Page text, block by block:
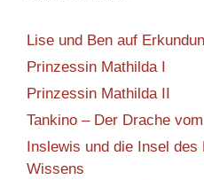
Lise und Ben auf
Prinzessin Mathilda I
Prinzessin Mathilda II
Tankino – Der Drache
Inslewis und die Insel des
Wissens